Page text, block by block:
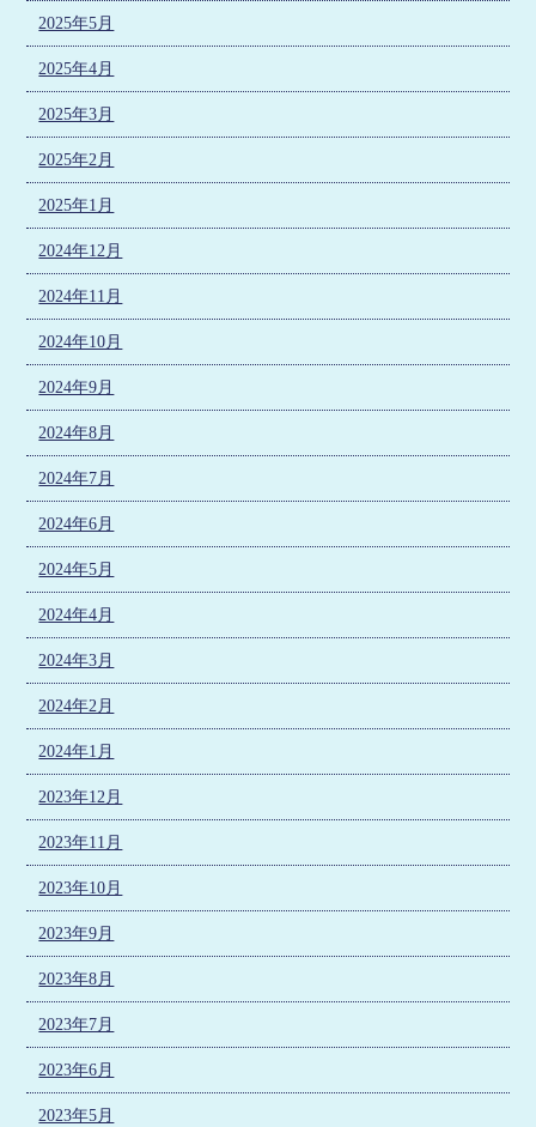
2025年5月
2025年4月
2025年3月
2025年2月
2025年1月
2024年12月
2024年11月
2024年10月
2024年9月
2024年8月
2024年7月
2024年6月
2024年5月
2024年4月
2024年3月
2024年2月
2024年1月
2023年12月
2023年11月
2023年10月
2023年9月
2023年8月
2023年7月
2023年6月
2023年5月